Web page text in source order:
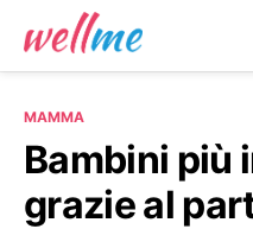
MAMMA
Bambini più
grazie al